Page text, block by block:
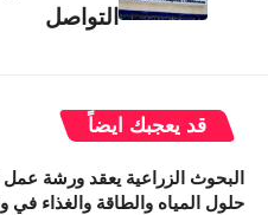
التواصل
قد يعجبك ايضاً
البحوث الزراعية يعقد ورشة عمل
حلول المياه والطاقة والغذاء في